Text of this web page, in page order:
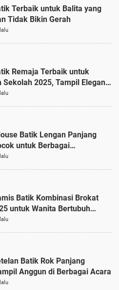
Terbaik untuk Balita yang
Tidak Bikin Gerah
Remaja Terbaik untuk
Sekolah 2025, Tampil Elegan
Batik Lengan Panjang
untuk Berbagai
Batik Kombinasi Brokat
untuk Wanita Bertubuh
Stylish
Batik Rok Panjang
Anggun di Berbagai Acara